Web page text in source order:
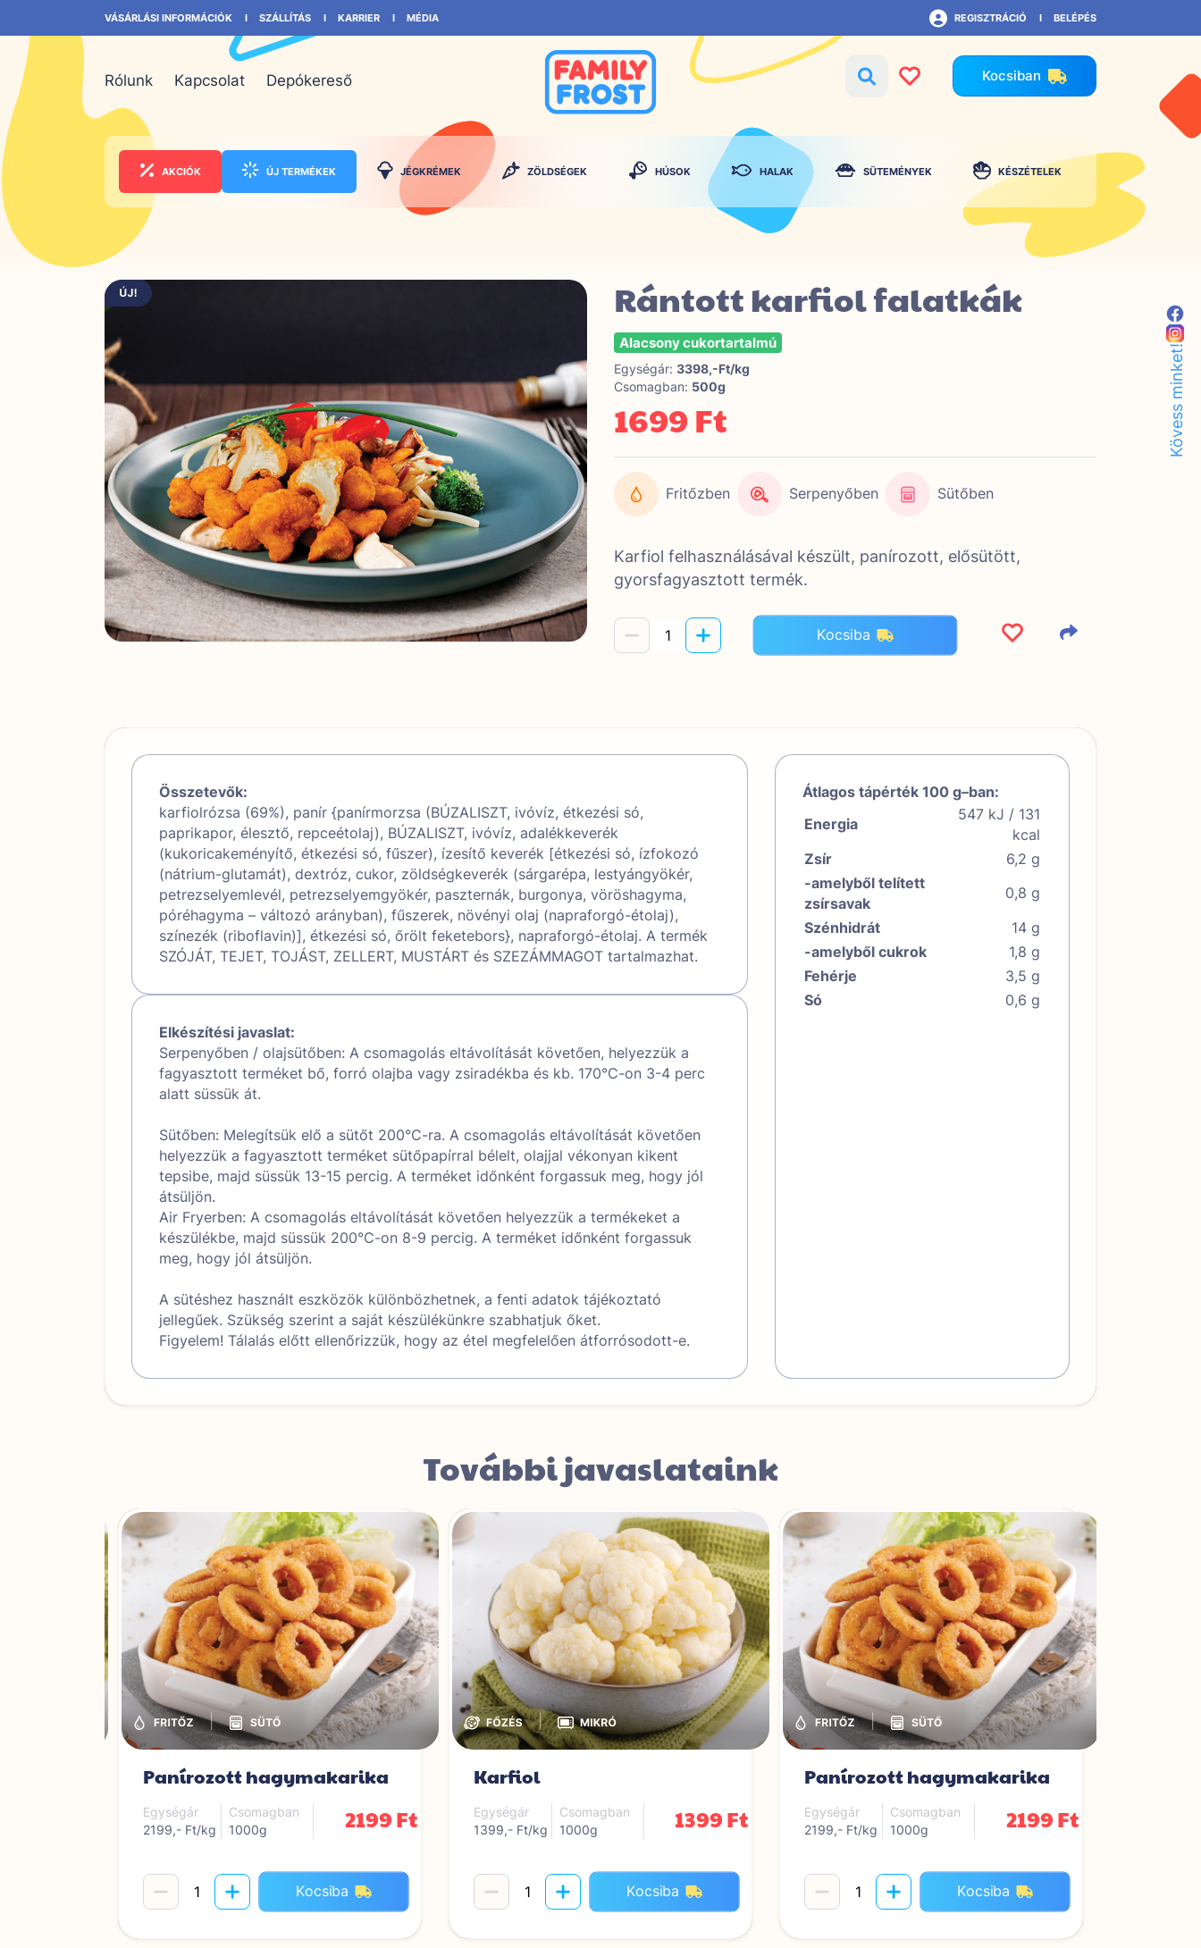
VÁSÁRLÁSI INFORMÁCIÓK SZÁLLÍTÁS KARRIER MÉDIA REGISZTRÁCIÓ BELÉPÉS
Rólunk Kapcsolat Depókereső Kocsiban
AKCIÓK ÚJ TERMÉKEK JÉGKRÉMEK ZÖLDSÉGEK HÚSOK HALAK SÜTEMÉNYEK KÉSZÉTELEK
Rántott karfiol falatkák
Alacsony cukortartalmú
Egységár: 3398,-Ft/kg
Csomagban: 500g
1699 Ft
Fritőzben Serpenyőben Sütőben
Karfiol felhasználásával készült, panírozott, elősütött,
gyorsfagyasztott termék.
Kocsiba
Összetevők:
karfiolrózsa (69%), panír {panírmorzsa (BÚZALISZT, ivóvíz, étkezési só,
paprikapor, élesztő, repceétolaj), BÚZALISZT, ivóvíz, adalékkeverék
(kukoricakeményítő, étkezési só, fűszer), ízesítő keverék [étkezési só, ízfokozó
(nátrium-glutamát), dextróz, cukor, zöldségkeverék (sárgarépa, lestyángyökér,
petrezselyemlevél, petrezselyemgyökér, paszternák, burgonya, vöröshagyma,
póréhagyma – változó arányban), fűszerek, növényi olaj (napraforgó-étolaj),
színezék (riboflavin)], étkezési só, őrölt feketebors}, napraforgó-étolaj. A termék
SZÓJÁT, TEJET, TOJÁST, ZELLERT, MUSTÁRT és SZEZÁMMAGOT tartalmazhat.
Elkészítési javaslat:
Serpenyőben / olajsütőben: A csomagolás eltávolítását követően, helyezzük a
fagyasztott terméket bő, forró olajba vagy zsiradékba és kb. 170°C-on 3-4 perc
alatt süssük át.
Sütőben: Melegítsük elő a sütőt 200°C-ra. A csomagolás eltávolítását követően
helyezzük a fagyasztott terméket sütőpapírral bélelt, olajjal vékonyan kikent
tepsibe, majd süssük 13-15 percig. A terméket időnként forgassuk meg, hogy jól
átsüljön.
Air Fryerben: A csomagolás eltávolítását követően helyezzük a termékeket a
készülékbe, majd süssük 200°C-on 8-9 percig. A terméket időnként forgassuk
meg, hogy jól átsüljön.
A sütéshez használt eszközök különbözhetnek, a fenti adatok tájékoztató
jellegűek. Szükség szerint a saját készülékünkre szabhatjuk őket.
Figyelem! Tálalás előtt ellenőrizzük, hogy az étel megfelelően átforrósodott-e.
Átlagos tápérték 100 g–ban:
Energia
547 kJ / 131
kcal
Zsír
6,2 g
-amelyből telített
zsírsavak
0,8 g
Szénhidrát
14 g
-amelyből cukrok
1,8 g
Fehérje
3,5 g
Só
0,6 g
További javaslataink
|
Panírozott hagymakarika
Egységár
2199,- Ft/kg
Csomagban
1000g
2199 Ft
Kocsiba
|
Karfiol
Egységár
1399,- Ft/kg
Csomagban
1000g
1399 Ft
Kocsiba
|
Panírozott hagymakarika
Egységár
2199,- Ft/kg
Csomagban
1000g
2199 Ft
Kocsiba
Kövess minket!